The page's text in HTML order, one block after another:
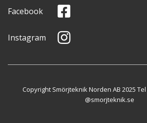
Facebook
Instagram
Copyright Smörjteknik Norden AB 2025 Tel
@smorjteknik.se